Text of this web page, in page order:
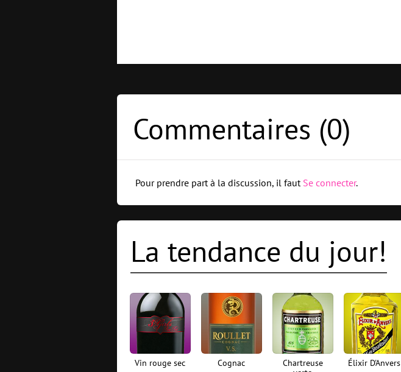
Commentaires (0)
Pour prendre part à la discussion, il faut Se connecter.
La tendance du jour!
Vin rouge sec Cognac
Chartreuse
Élixir D'Anvers